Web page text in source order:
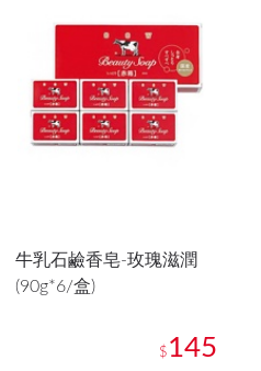
牛乳石鹼香皂-玫瑰滋潤
(90g*6/盒)
$ 145